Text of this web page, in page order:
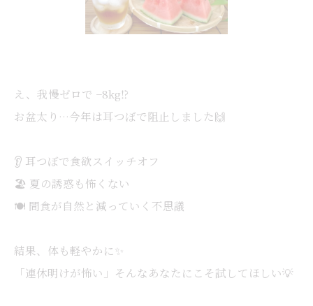
え、我慢ゼロで −8kg⁉️
お盆太り…今年は耳つぼで阻止しました🙌
👂 耳つぼで食欲スイッチオフ
🏖️ 夏の誘惑も怖くない
🍽️ 間食が自然と減っていく不思議
結果、体も軽やかに✨
「連休明けが怖い」そんなあなたにこそ試してほしい💡